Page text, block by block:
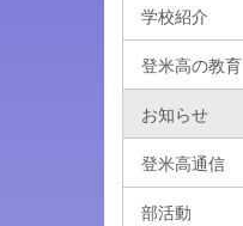
学校紹介
登米高の教育
お知らせ
登米高通信
部活動